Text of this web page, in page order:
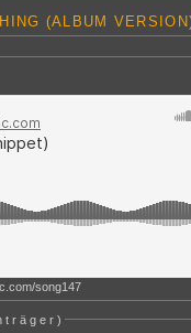
(ALBUM
song147
)